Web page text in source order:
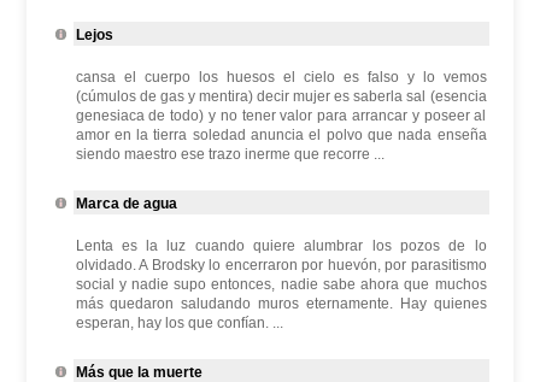
Lejos
cansa el cuerpo los huesos el cielo es falso y lo vemos
(cúmulos de gas y mentira) decir mujer es saberla sal (esencia
genesiaca de todo) y no tener valor para arrancar y poseer al
amor en la tierra soledad anuncia el polvo que nada enseña
siendo maestro ese trazo inerme que recorre ...
Marca de agua
Lenta es la luz cuando quiere alumbrar los pozos de lo
olvidado. A Brodsky lo encerraron por huevón, por parasitismo
social y nadie supo entonces, nadie sabe ahora que muchos
más quedaron saludando muros eternamente. Hay quienes
esperan, hay los que confían. ...
Más que la muerte